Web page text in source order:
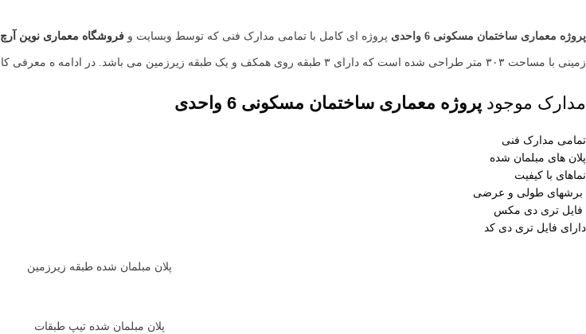
پروژه معماری ساختمان مسکونی 6 واحدی پروژه ای کامل با تمامی مدارک فنی که توسط وبسایت و فروشگاه معماری نوین آرچ
زمینی با مساحت ۳۰۳ متر طراحی شده است که دارای ۳ طبقه روی همکف و یک طبقه زیرزمین می باشد. در ادامه ه معرفی کامل این پروژه معماری خواهیم پرداخت:
مدارک موجود پروژه معماری ساختمان مسکونی 6 واحدی
تمامی مدارک فنی
پلان های مبلمان شده
نماهای با کیفیت
برشهای طولی و عرضی
فایل تری دی مکس
دارای فایل تری دی کد
پلان مبلمان شده طبقه زیرزمین
پلان مبلمان شده تیپ طبقات